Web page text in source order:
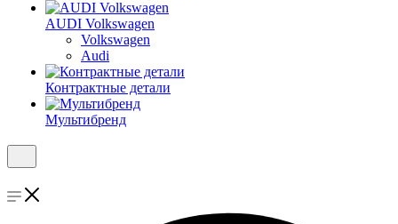
AUDI Volkswagen
Volkswagen
Audi
Контрактные детали
Мультибренд